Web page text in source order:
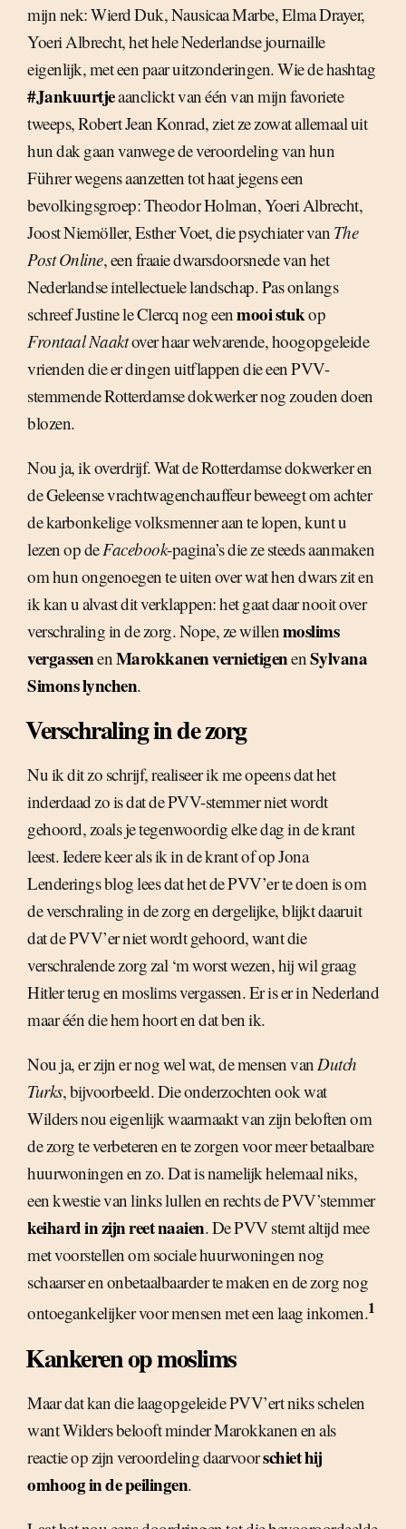
mijn nek: Wierd Duk, Nausicaa Marbe, Elma Drayer,
Yoeri Albrecht, het hele Nederlandse journaille
eigenlijk, met een paar uitzonderingen. Wie de hashtag
#Jankuurtjeaanclickt van één van mijn favoriete
tweeps, Robert Jean Konrad, ziet ze zowat allemaal uit
hun dak gaan vanwege de veroordeling van hun
Führer wegens aanzetten tot haat jegens een
bevolkingsgroep: Theodor Holman, Yoeri Albrecht,
Joost Niemöller, Esther Voet, die psychiater van The
Post Online, een fraaie dwarsdoorsnede van het
Nederlandse intellectuele landschap. Pas onlangs
schreef Justine le Clercq nog eenmooi stukop
Frontaal Naaktover haar welvarende, hoogopgeleide
vrienden die er dingen uitflappen die een PVV-
stemmende Rotterdamse dokwerker nog zouden doen
blozen.
Nou ja, ik overdrijf. Wat de Rotterdamse dokwerker en
de Geleense vrachtwagenchauffeur beweegt om achter
de karbonkelige volksmenner aan te lopen, kunt u
lezen op deFacebook-pagina’s die ze steeds aanmaken
om hun ongenoegen te uiten over wat hen dwars zit en
ik kan u alvast dit verklappen: het gaat daar nooit over
verschraling in de zorg. Nope, ze willenmoslims
vergassenenMarokkanen vernietigenenSylvana
Simons lynchen.
Verschraling in de zorg
Nu ik dit zo schrijf, realiseer ik me opeens dat het
inderdaad zo is dat de PVV-stemmer niet wordt
gehoord, zoals je tegenwoordig elke dag in de krant
leest. Iedere keer als ik in de krant of op Jona
Lenderings blog lees dat het de PVV’er te doen is om
de verschraling in de zorg en dergelijke, blijkt daaruit
dat de PVV’er niet wordt gehoord, want die
verschralende zorg zal ‘m worst wezen, hij wil graag
Hitler terug en moslims vergassen. Er is er in Nederland
maar één die hem hoort en dat ben ik.
Nou ja, er zijn er nog wel wat, de mensen vanDutch
Turks, bijvoorbeeld. Die onderzochten ook wat
Wilders nou eigenlijk waarmaakt van zijn beloften om
de zorg te verbeteren en te zorgen voor meer betaalbare
huurwoningen en zo. Dat is namelijk helemaal niks,
een kwestie van links lullen en rechts de PVV’stemmer
keihard in zijn reet naaien. De PVV stemt altijd mee
met voorstellen om sociale huurwoningen nog
schaarser en onbetaalbaarder te maken en de zorg nog
ontoegankelijker voor mensen met een laag inkomen.1
Kankeren op moslims
Maar dat kan die laagopgeleide PVV’ert niks schelen
want Wilders belooft minder Marokkanen en als
reactie op zijn veroordeling daarvoorschiet hij
omhoog in de peilingen.